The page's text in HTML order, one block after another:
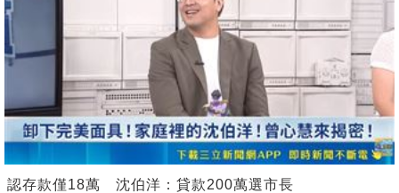
認存款僅18萬 沈伯洋：貸款200萬選市長